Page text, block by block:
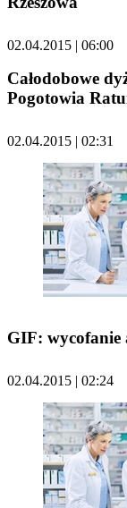
02.04.2015 | 06:00
Całodobowe
Pogotowia
02.04.2015 | 02:31
GIF:
02.04.2015 | 02:24